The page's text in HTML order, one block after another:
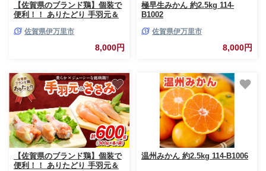
【佐賀県のブランド鶏】個装で
便利！！ ありたどり 手羽元＆
600g（300g×各1P） 188-L097
佐賀県伊万里市
8,000円
極早生みかん 約2.5kg 114-
B1002
佐賀県伊万里市
8,000円
【佐賀県のブランド鶏】個装で
便利！！ ありたどり 手羽元＆
温州みかん 約2.5kg 114-B1006